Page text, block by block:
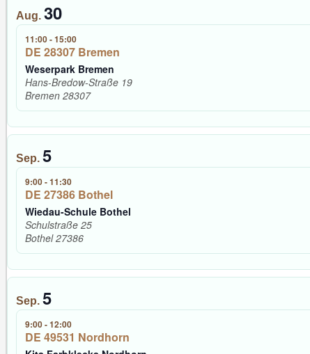
Aug. 30
11:00-15:00
DE 28307 Bremen
Weserpark Bremen
Hans-Bredow-Straße 19
Bremen 28307
Sep. 5
9:00-11:30
DE 27386 Bothel
Wiedau-Schule Bothel
Schulstraße 25
Bothel27386
Sep. 5
9:00-12:00
DE 49531 Nordhorn